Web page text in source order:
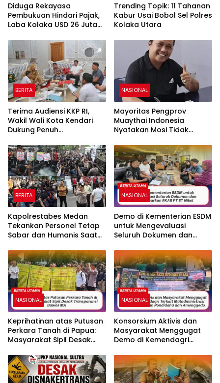
Diduga Rekayasa
Pembukuan Hindari Pajak,
Laba Kolaka USD 26 Juta
Rimau New World Terseret
Dugaan Pencucian Uang
Trending Topik: 11 Tahanan
Kabur Usai Bobol Sel Polres
Kolaka Utara
BERITA
Terima Audiensi KKP RI,
Wakil Wali Kota Kendari
Dukung Penuh
Pesisir di Tiga Kelurahan
NASIONAL
Mayoritas Pengprov
Muaythai Indonesia
Nyatakan Mosi Tidak
Mattalitti
BERITA
Kapolrestabes Medan
Tekankan Personel Tetap
Sabar dan Humanis Saat
NASIONAL
Demo di Kementerian ESDM
untuk Mengevaluasi
Seluruh Dokumen dan
ST Nikel
NASIONAL
Keprihatinan atas Putusan
Perkara Tanah di Papua:
Masyarakat Sipil Desak
NASIONAL
Konsorsium Aktivis dan
Masyarakat Menggugat
Demo di Kemendagri
Batas Kecamatan
Pondidaha dan
Amonggedo